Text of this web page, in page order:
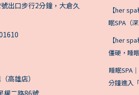
號出口步行2分鐘，大倉久
高雄店）
權二路86號
【her
眠SPA（
【her
僵硬，睡
睡眠SPA
分鐘進入